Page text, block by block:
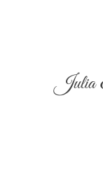
Julia